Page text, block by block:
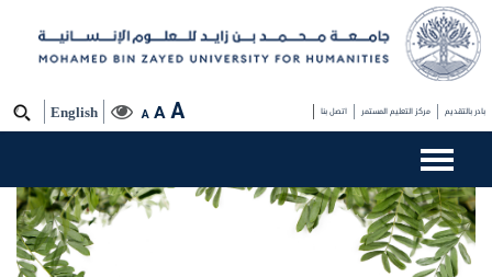
English A A A بادر بالتقديم مركز التعليم المستمر اتصل بنا